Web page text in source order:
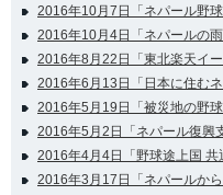
2016年10月7日「ネパール野球
2016年10月4日「ネパールの雨
2016年8月22日「東北楽天イ
2016年6月13日「日本に住む
2016年5月19日「被災地の野球
2016年5月2日「ネパール復興
2016年4月4日「野球途上国 共
2016年3月17日「ネパールから